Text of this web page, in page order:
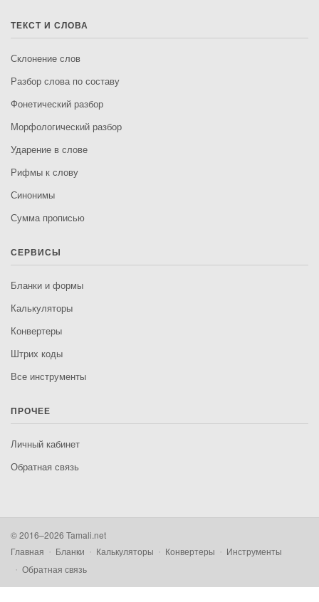
ТЕКСТ И СЛОВА
Склонение слов
Разбор слова по составу
Фонетический разбор
Морфологический разбор
Ударение в слове
Рифмы к слову
Синонимы
Сумма прописью
СЕРВИСЫ
Бланки и формы
Калькуляторы
Конвертеры
Штрих коды
Все инструменты
ПРОЧЕЕ
Личный кабинет
Обратная связь
© 2016–2026 Tamali.net
Главная
Бланки Калькуляторы Конвертеры
Инструменты
Обратная связь